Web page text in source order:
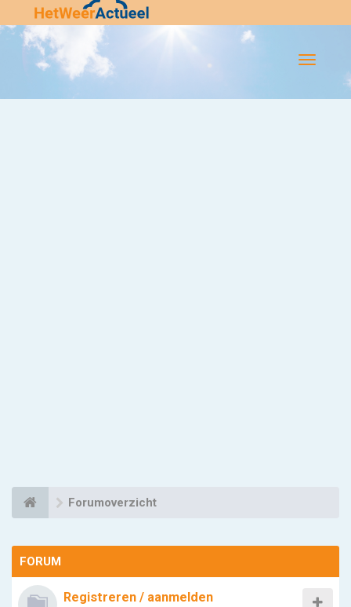
Flip-
Forumoverzicht
FORUM
Registreren / aanmelden